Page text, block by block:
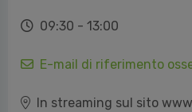
09:30 - 13:00
E-mail di riferimento
In streaming sul sito